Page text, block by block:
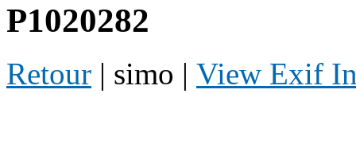
P1020282
Retour | simo | View Exif